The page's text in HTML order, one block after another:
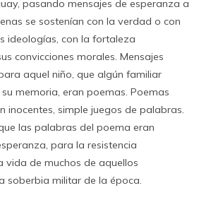
pasando mensajes de esperanza a
se sostenían con la verdad o con
ideologías, con la fortaleza
convicciones morales. Mensajes
aquel niño, que algún familiar
memoria, eran poemas. Poemas
inocentes, simple juegos de palabras.
las palabras del poema eran
para la resistencia
vida de muchos de aquellos
soberbia militar de la época.